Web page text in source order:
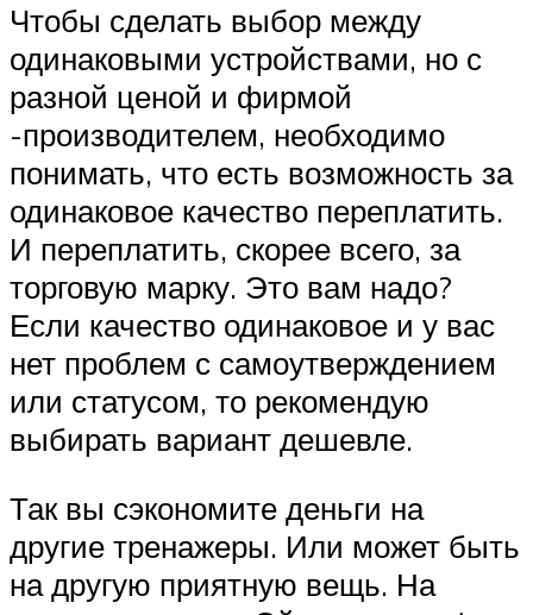
Чтобы сделать выбор между
одинаковыми устройствами, но с
разной ценой и фирмой
-производителем, необходимо
понимать, что есть возможность за
одинаковое качество переплатить.
И переплатить, скорее всего, за
торговую марку. Это вам надо?
Если качество одинаковое и у вас
нет проблем с самоутверждением
или статусом, то рекомендую
выбирать вариант дешевле.
Так вы сэкономите деньги на
другие тренажеры. Или может быть
на другую приятную вещь. На